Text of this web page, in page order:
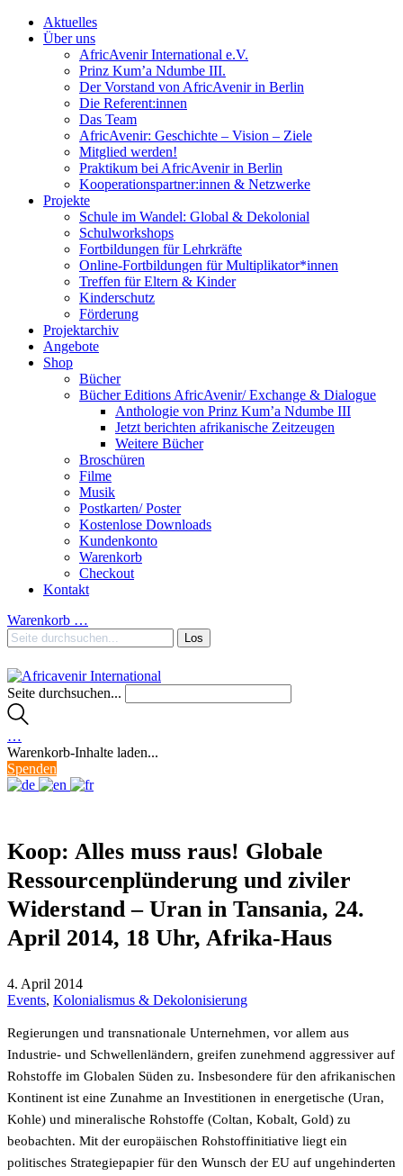
Aktuelles
Über uns
AfricAvenir International e.V.
Prinz Kum’a Ndumbe III.
Der Vorstand von AfricAvenir in Berlin
Die Referent:innen
Das Team
AfricAvenir: Geschichte – Vision – Ziele
Mitglied werden!
Praktikum bei AfricAvenir in Berlin
Kooperationspartner:innen & Netzwerke
Projekte
Schule im Wandel: Global & Dekolonial
Schulworkshops
Fortbildungen für Lehrkräfte
Online-Fortbildungen für Multiplikator*innen
Treffen für Eltern & Kinder
Kinderschutz
Förderung
Projektarchiv
Angebote
Shop
Bücher
Bücher Editions AfricAvenir/ Exchange & Dialogue
Anthologie von Prinz Kum’a Ndumbe III
Jetzt berichten afrikanische Zeitzeugen
Weitere Bücher
Broschüren
Filme
Musik
Postkarten/ Poster
Kostenlose Downloads
Kundenkonto
Warenkorb
Checkout
Kontakt
Warenkorb …
Seite durchsuchen...
…
Warenkorb-Inhalte laden...
Spenden
Koop: Alles muss raus! Globale
Ressourcenplünderung und ziviler
Widerstand – Uran in Tansania, 24.
April 2014, 18 Uhr, Afrika-Haus
4. April 2014
Events, Kolonialismus & Dekolonisierung
Regierungen und transnationale Unternehmen, vor allem aus
Industrie- und Schwellenländern, greifen zunehmend aggressiver auf
Rohstoffe im Globalen Süden zu. Insbesondere für den afrikanischen
Kontinent ist eine Zunahme an Investitionen in energetische (Uran,
Kohle) und mineralische Rohstoffe (Coltan, Kobalt, Gold) zu
beobachten. Mit der europäischen Rohstoffinitiative liegt ein
politisches Strategiepapier für den Wunsch der EU auf ungehinderten